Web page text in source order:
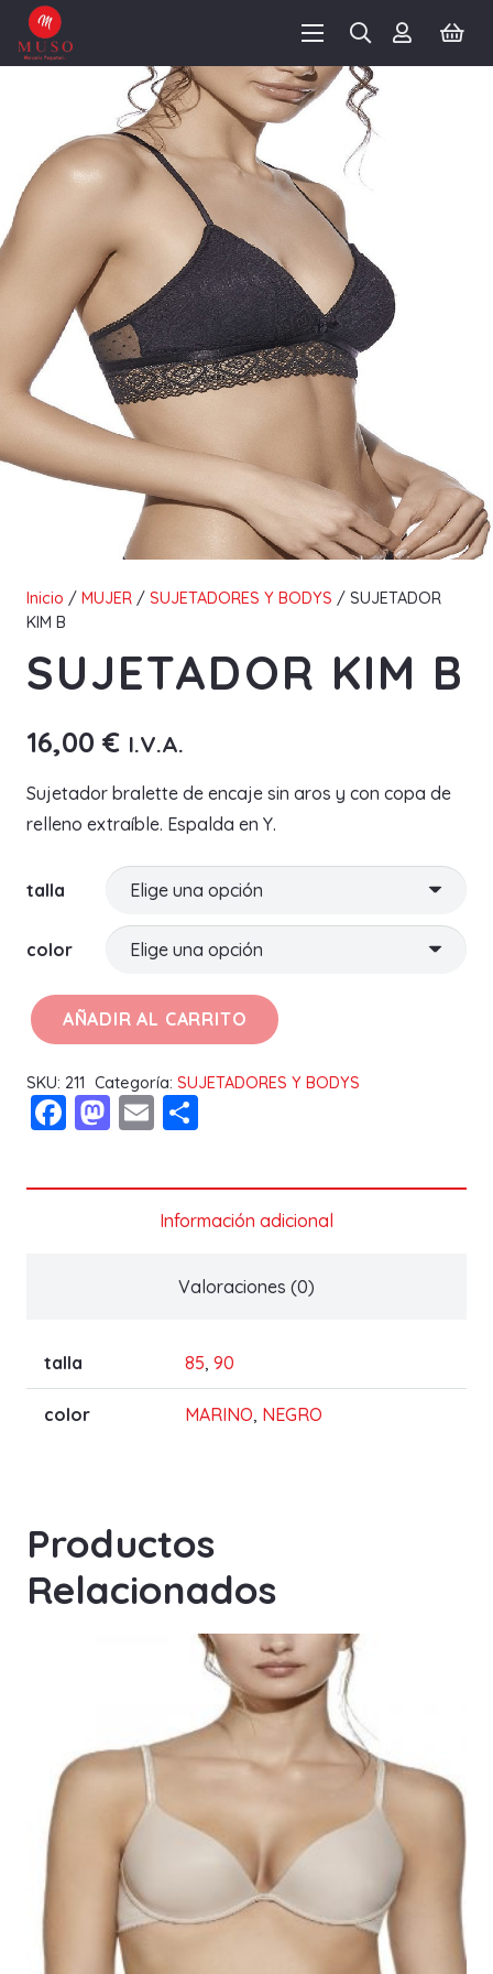
Inicio / MUJER / SUJETADORES Y BODYS / SUJETADOR
KIM B
SUJETADOR KIM B
16,00 € I.V.A.
Sujetador bralette de encaje sin aros y con copa de
relleno extraíble. Espalda en Y.
talla
color
SUJETADOR
B
cantidad
AÑADIR AL CARRITO
SKU: 211 Categoría: SUJETADORES Y BODYS
Facebook
Mastodon
Email
Información adicional
Valoraciones (0)
talla 85, 90
color MARINO, NEGRO
Productos
Relacionados